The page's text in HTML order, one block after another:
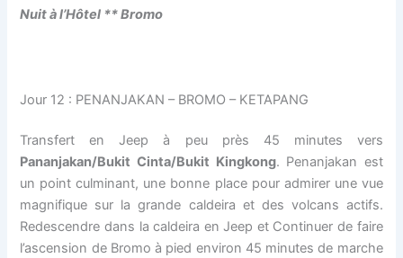
Nuit à l’Hôtel ** Bromo
Jour 12 : PENANJAKAN – BROMO – KETAPANG
Transfert en Jeep à peu près 45 minutes vers
Pananjakan/Bukit Cinta/Bukit Kingkong. Penanjakan est
un point culminant, une bonne place pour admirer une vue
magnifique sur la grande caldeira et des volcans actifs.
Redescendre dans la caldeira en Jeep et Continuer de faire
l’ascension de Bromo à pied environ 45 minutes de marche